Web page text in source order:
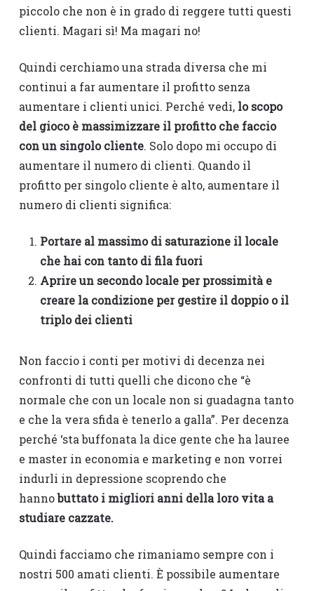
piccolo che non è in grado di reggere tutti questi
clienti. Magari sì! Ma magari no!
Quindi cerchiamo una strada diversa che mi
continui a far aumentare il profitto senza
aumentare i clienti unici. Perché vedi, lo scopo
del gioco è massimizzare il profitto che faccio
con un singolo cliente. Solo dopo mi occupo di
aumentare il numero di clienti. Quando il
profitto per singolo cliente è alto, aumentare il
numero di clienti significa:
Portare al massimo di saturazione il locale
che hai con tanto di fila fuori
Aprire un secondo locale per prossimità e
creare la condizione per gestire il doppio o il
triplo dei clienti
Non faccio i conti per motivi di decenza nei
confronti di tutti quelli che dicono che “è
normale che con un locale non si guadagna tanto
e che la vera sfida è tenerlo a galla”. Per decenza
perché ‘sta buffonata la dice gente che ha lauree
e master in economia e marketing e non vorrei
indurli in depressione scoprendo che
hannobuttato i migliori anni della loro vita a
studiare cazzate.
Quindi facciamo che rimaniamo sempre con i
nostri 500 amati clienti. È possibile aumentare